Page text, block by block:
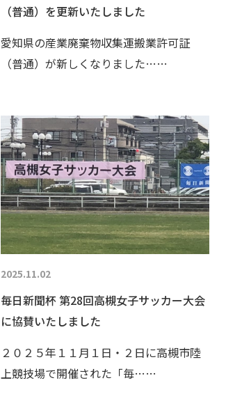
（普通）を更新いたしました
愛知県の産業廃棄物収集運搬業許可証
（普通）が新しくなりました……
2025.11.02
毎日新聞杯 第28回高槻女子サッカー大会
に協賛いたしました
２０２５年１１月１日・２日に高槻市陸
上競技場で開催された「毎……